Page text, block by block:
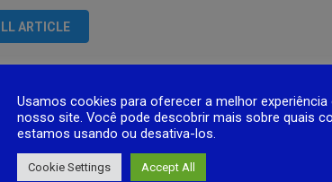
ARTICLE
Store Simulator para Android
Usamos cookies para oferecer a melhor experiência
nosso site. Você pode descobrir mais sobre quais
estamos usando ou desativa-los.
Cookie Settings Accept All